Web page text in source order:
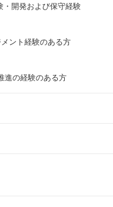
・開発および保守経験
ント経験のある方
進の経験のある方